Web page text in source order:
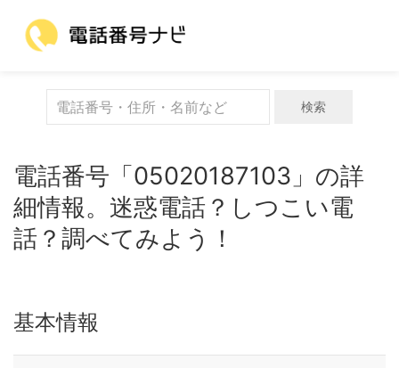
検索
電話番号「05020187103」の詳
細情報。迷惑電話？しつこい電
話？調べてみよう！
基本情報